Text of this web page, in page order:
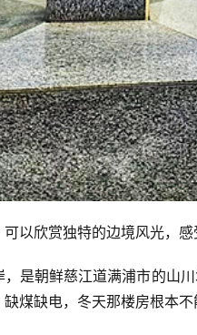
以欣赏独特的边境风光，感
，是朝鲜慈江道满浦市的山
煤缺电，冬天那楼房根本不